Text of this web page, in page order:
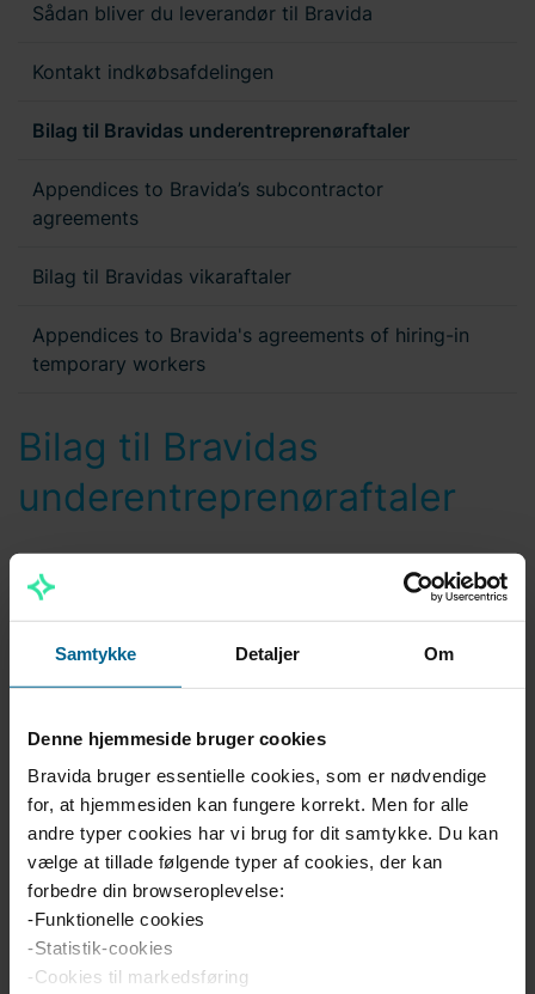
Samtykke Detaljer Om
Denne hjemmeside bruger cookies
Bravida bruger essentielle cookies, som er nødvendige
for, at hjemmesiden kan fungere korrekt. Men for alle
andre typer cookies har vi brug for dit samtykke. Du kan
vælge at tillade følgende typer af cookies, der kan
forbedre din browseroplevelse:
-Funktionelle cookies
-Statistik-cookies
-Cookies til markedsføring
Sådan bliver du leverandør til Bravida
Kontakt indkøbsafdelingen
Bilag til Bravidas underentreprenøraftaler
Appendices to Bravida’s subcontractor
agreements
Bilag til Bravidas vikaraftaler
Appendices to Bravida's agreements of hiring-in
temporary workers
Bilag til Bravidas
underentreprenøraftaler
Som leverandør til Bravida bliver du en del af vores
fælles ansvar for kvalitet, sikkerhed, miljø og ordnede
forhold. Vi stiller krav til både os selv og vores
samarbejdspartnere – og forventer, at hele
leverancekæden lever op til gældende lovgivning og
Her finder du de bilag, der er en integreret del af vores
leverandøraftaler. De sikrer gennemsigtighed,
ansvarlighed og ensartede standarder i vores
samarbejde. Alle dokumenter kan downloades som
PDF.
Bilag 1 – Underentreprenørens forpligtelser